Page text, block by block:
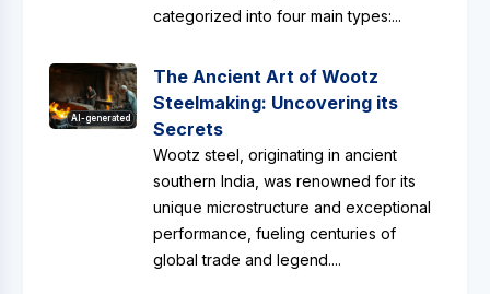
categorized into four main types:...
AI-generated
The Ancient Art of Wootz
Steelmaking: Uncovering its
Secrets
Wootz steel, originating in ancient
southern India, was renowned for its
unique microstructure and exceptional
performance, fueling centuries of
global trade and legend....